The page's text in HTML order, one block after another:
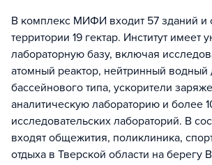
В комплекс МИФИ входит 57 зданий и
территории 19 гектар. Институт имеет
лабораторную базу, включая
атомный реактор, нейтринный водный
бассейнового типа, ускорители
аналитическую лабораторию и более
исследовательских лабораторий. В
входят общежития, поликлиника,
отдыха в Тверской области на берегу